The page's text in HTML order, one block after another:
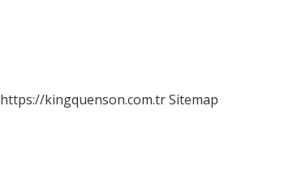
https://kingquenson.com.trSitemap